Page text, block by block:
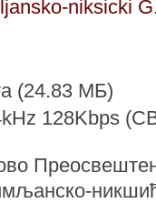
niksicki
(24.83 МБ)
128Kbps